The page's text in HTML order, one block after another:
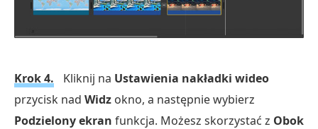
Krok 4. Kliknij na Ustawienia nakładki wideo
przycisk nad Widz okno, a następnie wybierz
Podzielony ekran funkcja. Możesz skorzystać z Obok